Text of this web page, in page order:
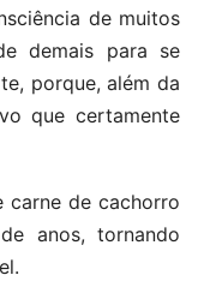
de muitos
demais para se
porque, além da
que certamente
carne de cachorro
anos, tornando